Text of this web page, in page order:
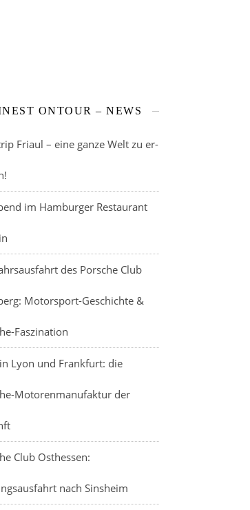
ONTOUR – NEWS
Friaul – eine ganze Welt zu er-
im Hamburger Restaurant
des Porsche Club
Motorsport-Geschichte &
Faszination
Lyon und Frankfurt: die
Motorenmanufaktur der
Club Osthessen:
nach Sinsheim